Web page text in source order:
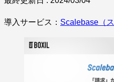
最終更新日 : 2024/03/04
導入サービス： Scalebase（